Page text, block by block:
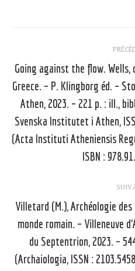
article
:
Going against the flow.
Greece. – P. Klingborg éd. –
Athen, 2023. – 221 p. : ill.,
Svenska Institutet i Athen,
(Acta Instituti Atheniensis
ISBN :
:
Villetard (M.), Archéologie
monde romain. – Villeneuve
du Septentrion, 2023. –
(Archaiologia, ISSN :